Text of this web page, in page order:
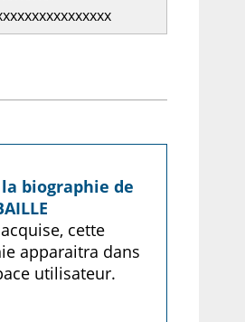
biographie de
cette
apparaitra dans
utilisateur.